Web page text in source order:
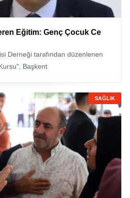
Eğitim: Genç Çocuk Ce
Derneği tarafından düzenlenen
Başkent
SAĞLIK